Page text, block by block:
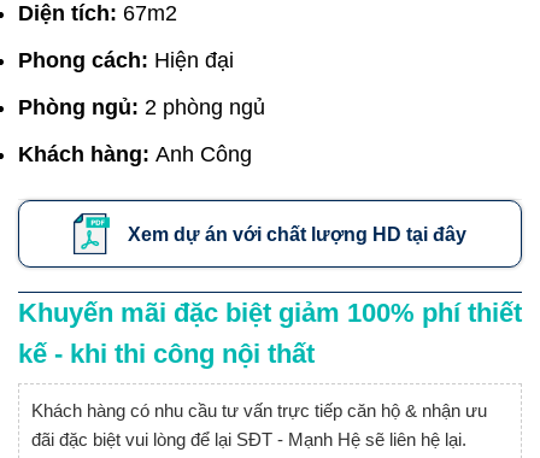
Diện tích: 67m2
Phong cách: Hiện đại
Phòng ngủ: 2 phòng ngủ
Khách hàng: Anh Công
Xem dự án với chất lượng HD tại đây
Khuyến mãi đặc biệt giảm 100% phí thiết
kế - khi thi công nội thất
Khách hàng có nhu cầu tư vấn trực tiếp căn hộ & nhận ưu
đãi đặc biệt vui lòng để lại SĐT - Mạnh Hệ sẽ liên hệ lại.